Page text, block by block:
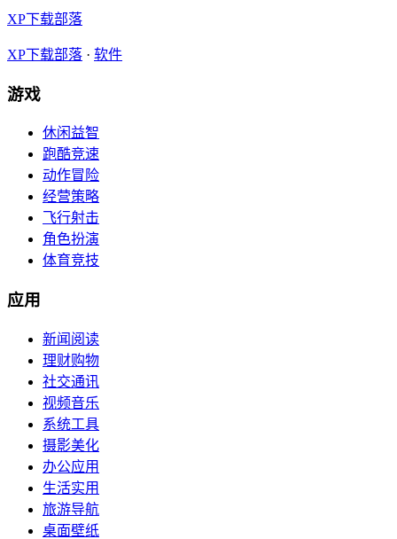
XP下载部落
XP下载部落 · 软件
游戏
休闲益智
跑酷竞速
动作冒险
经营策略
飞行射击
角色扮演
体育竞技
应用
新闻阅读
理财购物
社交通讯
视频音乐
系统工具
摄影美化
办公应用
生活实用
旅游导航
桌面壁纸